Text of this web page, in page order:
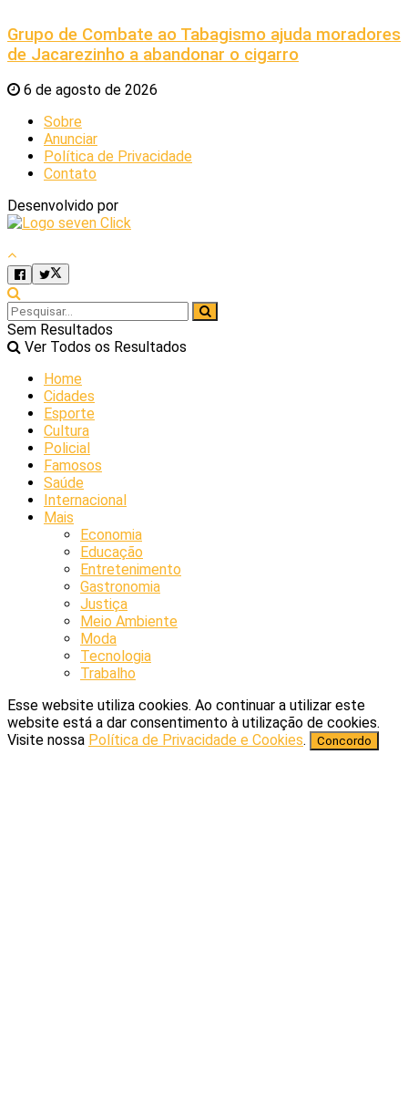
Grupo de Combate ao Tabagismo ajuda moradores
de Jacarezinho a abandonar o cigarro
6 de agosto de 2026
Sobre
Anunciar
Política de Privacidade
Contato
Desenvolvido por
Sem Resultados
Ver Todos os Resultados
Home
Cidades
Esporte
Cultura
Policial
Famosos
Saúde
Internacional
Mais
Economia
Educação
Entretenimento
Gastronomia
Justiça
Meio Ambiente
Moda
Tecnologia
Trabalho
Esse website utiliza cookies. Ao continuar a utilizar este
website está a dar consentimento à utilização de cookies.
Visite nossa Política de Privacidade e Cookies. Concordo